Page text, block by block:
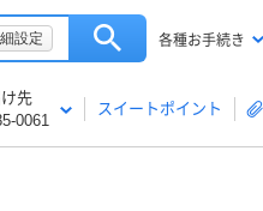
設定 各種お手続き
先
0061
スイートポイント